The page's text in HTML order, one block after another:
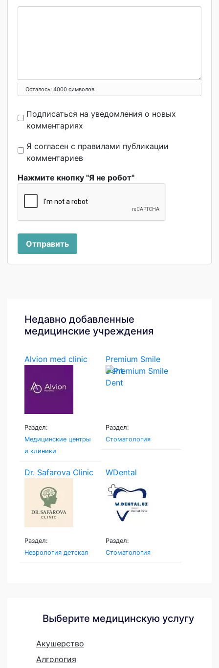
Осталось: 4000 символов
Подписаться на уведомления о новых
комментариях
Я согласен с правилами публикации
комментариев
Нажмите кнопку "Я не робот"
Отправить
Недавно добавленные
медицинские учреждения
Alvion med clinic
Раздел:
Медицинские центры
и клиники
Premium Smile
Dent
Раздел:
Стоматология
Dr. Safarova Clinic
Раздел:
Неврология детская
WDental
Раздел:
Стоматология
Выберите медицинскую услугу
Акушерство
Алгология